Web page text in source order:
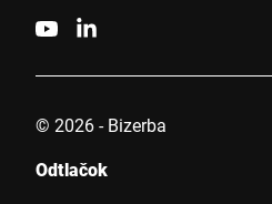
© 2026 - Bizerba
Odtlačok